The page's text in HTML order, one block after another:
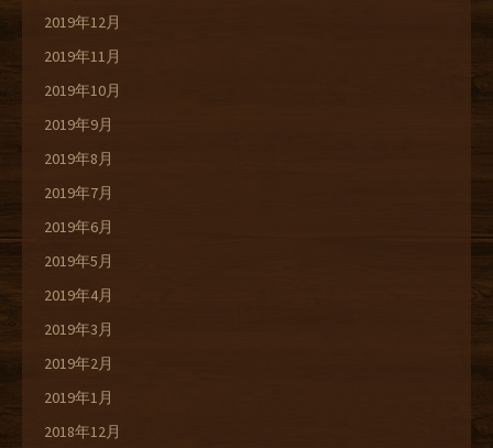
2019年12月
2019年11月
2019年10月
2019年9月
2019年8月
2019年7月
2019年6月
2019年5月
2019年4月
2019年3月
2019年2月
2019年1月
2018年12月